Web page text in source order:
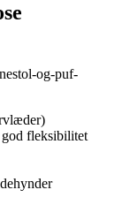
og-puf-
fleksibilitet